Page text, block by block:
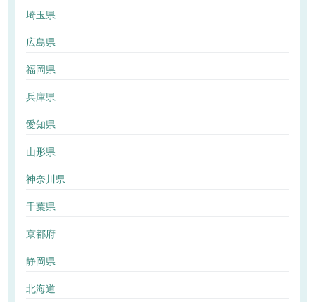
埼玉県
広島県
福岡県
兵庫県
愛知県
山形県
神奈川県
千葉県
京都府
静岡県
北海道